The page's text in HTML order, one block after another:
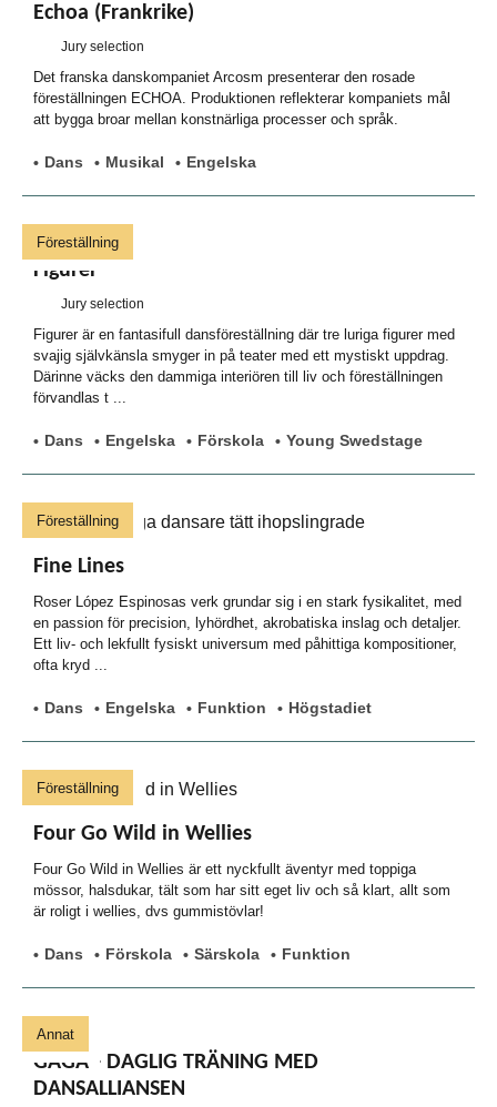
Echoa (Frankrike)
Jury selection
Det franska danskompaniet Arcosm presenterar den rosade
föreställningen ECHOA. Produktionen reflekterar kompaniets mål
att bygga broar mellan konstnärliga processer och språk.
Dans Musikal Engelska
Figurer
Jury selection
Föreställning
Figurer är en fantasifull dansföreställning där tre luriga figurer med
svajig självkänsla smyger in på teater med ett mystiskt uppdrag.
Därinne väcks den dammiga interiören till liv och föreställningen
förvandlas t ...
Dans Engelska Förskola Young Swedstage
Fine Lines
Föreställning
Roser López Espinosas verk grundar sig i en stark fysikalitet, med
en passion för precision, lyhördhet, akrobatiska inslag och detaljer.
Ett liv- och lekfullt fysiskt universum med påhittiga kompositioner,
ofta kryd ...
Dans Engelska Funktion Högstadiet
Four Go Wild in Wellies
Föreställning
Four Go Wild in Wellies är ett nyckfullt äventyr med toppiga
mössor, halsdukar, tält som har sitt eget liv och så klart, allt som
är roligt i wellies, dvs gummistövlar!
Dans Förskola Särskola Funktion
GAGA - DAGLIG TRÄNING MED
DANSALLIANSEN
Annat